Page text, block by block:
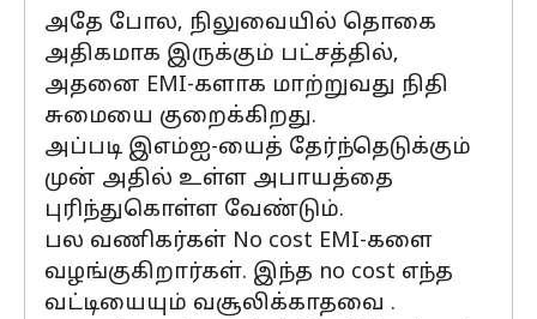
அதே போல, நிலுவையில் தொகை
அதிகமாக இருக்கும் பட்சத்தில்,
அதனை EMI-களாக மாற்றுவது நிதி
சுமையை குறைக்கிறது.
அப்படி இஎம்ஐ-யைத் தேர்ந்தெடுக்கும்
முன் அதில் உள்ள அபாயத்தை
புரிந்துகொள்ள வேண்டும்.
பல வணிகர்கள் No cost EMI-களை
வழங்குகிறார்கள். இந்த no cost எந்த
வட்டியையும் வசூலிக்காதவை .